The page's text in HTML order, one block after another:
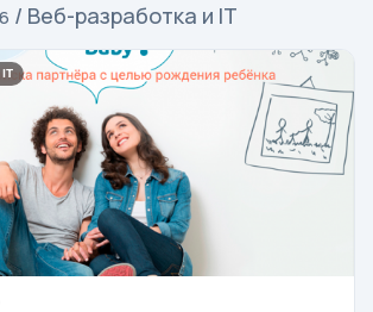
/ Веб-разработка и IT